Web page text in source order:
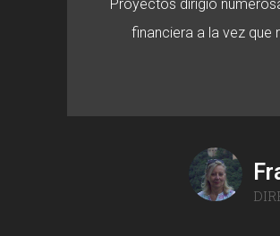
Proyectos dirigió
financiera a la vez que